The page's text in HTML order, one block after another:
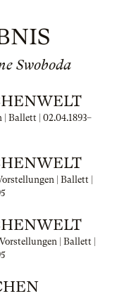
Swoboda
Ballett | 02.04.1893–
| Ballett |
| Ballett |